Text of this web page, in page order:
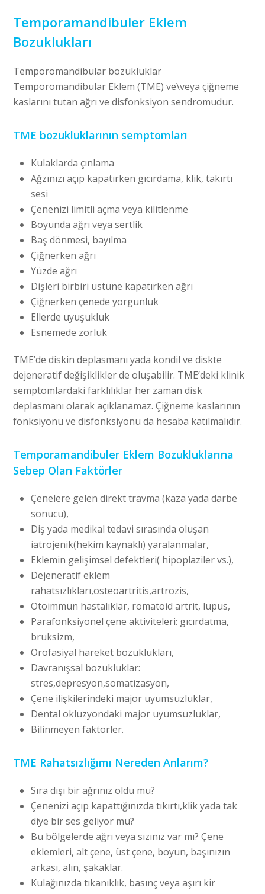
Temporamandibuler Eklem
Bozuklukları
Temporomandibular bozukluklar
Temporomandibular Eklem (TME) ve\veya çiğneme
kaslarını tutan ağrı ve disfonksiyon sendromudur.
TME bozukluklarının semptomları
Kulaklarda çınlama
Ağzınızı açıp kapatırken gıcırdama, klik, takırtı
sesi
Çenenizi limitli açma veya kilitlenme
Boyunda ağrı veya sertlik
Baş dönmesi, bayılma
Çiğnerken ağrı
Yüzde ağrı
Dişleri birbiri üstüne kapatırken ağrı
Çiğnerken çenede yorgunluk
Ellerde uyuşukluk
Esnemede zorluk
TME’de diskin deplasmanı yada kondil ve diskte
dejeneratif değişiklikler de oluşabilir. TME’deki klinik
semptomlardaki farklılıklar her zaman disk
deplasmanı olarak açıklanamaz. Çiğneme kaslarının
fonksiyonu ve disfonksiyonu da hesaba katılmalıdır.
Temporamandibuler Eklem Bozukluklarına
Sebep Olan Faktörler
Çenelere gelen direkt travma (kaza yada darbe
sonucu),
Diş yada medikal tedavi sırasında oluşan
iatrojenik(hekim kaynaklı) yaralanmalar,
Eklemin gelişimsel defektleri( hipoplaziler vs.),
Dejeneratif eklem
rahatsızlıkları,osteoartritis,artrozis,
Otoimmün hastalıklar, romatoid artrit, lupus,
Parafonksiyonel çene aktiviteleri: gıcırdatma,
bruksizm,
Orofasiyal hareket bozuklukları,
Davranışsal bozukluklar:
stres,depresyon,somatizasyon,
Çene ilişkilerindeki major uyumsuzluklar,
Dental okluzyondaki major uyumsuzluklar,
Bilinmeyen faktörler.
TME Rahatsızlığımı Nereden Anlarım?
Sıra dışı bir ağrınız oldu mu?
Çenenizi açıp kapattığınızda tıkırtı,klik yada tak
diye bir ses geliyor mu?
Bu bölgelerde ağrı veya sızınız var mı? Çene
eklemleri, alt çene, üst çene, boyun, başınızın
arkası, alın, şakaklar.
Kulağınızda tıkanıklık, basınç veya aşırı kir